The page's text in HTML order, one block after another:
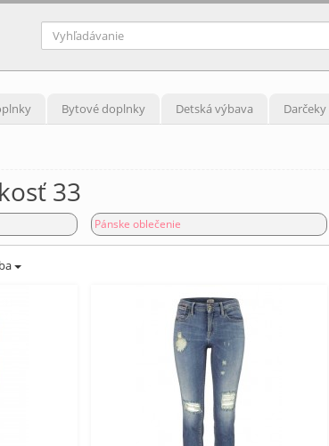
Bytové doplnky Detská výbava Darčeky
33
Pánske oblečenie